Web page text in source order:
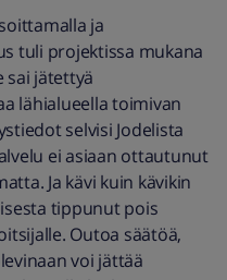
ja
tuli projektissa mukana
sai jätettyä
lähialueella toimivan
selvisi Jodelista
ei asiaan ottautunut
Ja kävi kuin kävikin
tippunut pois
Outoa säätöä,
voi jättää